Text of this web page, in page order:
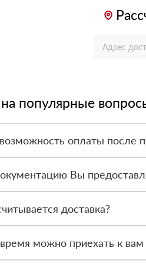
популярные
оплаты после
отказаться. Вы
доставка?
и сроков доставки, которые
можно приехать к вам